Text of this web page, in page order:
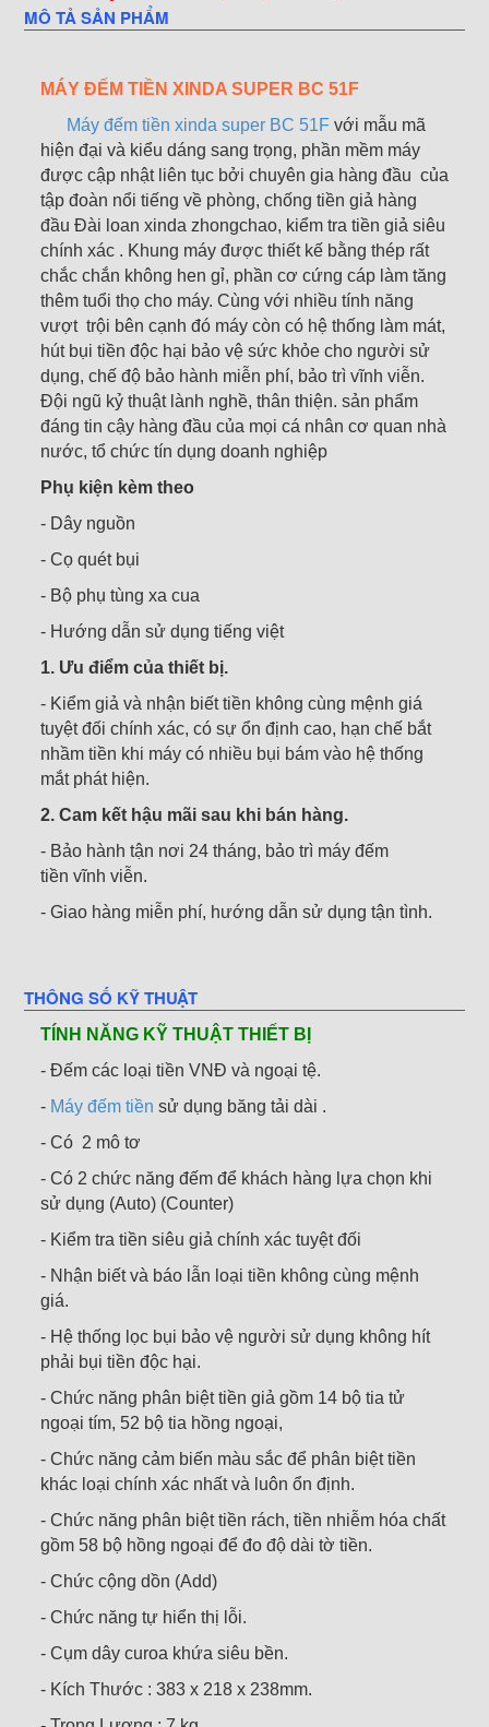
MÔ TẢ SẢN PHẨM
MÁY ĐẾM TIỀN XINDA SUPER BC 51F
Máy đếm tiền xinda super BC 51F với mẫu mã
hiện đại và kiểu dáng sang trọng, phần mềm máy
được cập nhật liên tục bởi chuyên gia hàng đầu của
tập đoàn nổi tiếng về phòng, chống tiền giả hàng
đầu Đài loan xinda zhongchao, kiểm tra tiền giả siêu
chính xác . Khung máy được thiết kế bằng thép rất
chắc chắn không hen gỉ, phần cơ cứng cáp làm tăng
thêm tuổi thọ cho máy. Cùng với nhiều tính năng
vượt trội bên cạnh đó máy còn có hệ thống làm mát,
hút bụi tiền độc hại bảo vệ sức khỏe cho người sử
dụng, chế độ bảo hành miễn phí, bảo trì vĩnh viễn.
Đội ngũ kỷ thuật lành nghề, thân thiện. sản phẩm
đáng tin cậy hàng đầu của mọi cá nhân cơ quan nhà
nước, tổ chức tín dụng doanh nghiệp
Phụ kiện kèm theo
- Dây nguồn
- Cọ quét bụi
- Bộ phụ tùng xa cua
- Hướng dẫn sử dụng tiếng việt
1. Ưu điểm của thiết bị.
- Kiểm giả và nhận biết tiền không cùng mệnh giá
tuyệt đối chính xác, có sự ổn định cao, hạn chế bắt
nhầm tiền khi máy có nhiều bụi bám vào hệ thống
mắt phát hiện.
2. Cam kết hậu mãi sau khi bán hàng.
- Bảo hành tận nơi 24 tháng, bảo trì máy đếm
tiền vĩnh viễn.
- Giao hàng miễn phí, hướng dẫn sử dụng tận tình.
THÔNG SỐ KỸ THUẬT
TÍNH NĂNG KỸ THUẬT THIẾT BỊ
- Đếm các loại tiền VNĐ và ngoại tệ.
- Máy đếm tiền sử dụng băng tải dài .
- Có 2 mô tơ
- Có 2 chức năng đếm để khách hàng lựa chọn khi
sử dụng (Auto) (Counter)
- Kiểm tra tiền siêu giả chính xác tuyệt đối
- Nhận biết và báo lẫn loại tiền không cùng mệnh
giá.
- Hệ thống lọc bụi bảo vệ người sử dụng không hít
phải bụi tiền độc hại.
- Chức năng phân biệt tiền giả gồm 14 bộ tia tử
ngoại tím, 52 bộ tia hồng ngoại,
- Chức năng cảm biến màu sắc để phân biệt tiền
khác loại chính xác nhất và luôn ổn định.
- Chức năng phân biệt tiền rách, tiền nhiễm hóa chất
gồm 58 bộ hồng ngoại để đo độ dài tờ tiền.
- Chức cộng dồn (Add)
- Chức năng tự hiển thị lỗi.
- Cụm dây curoa khứa siêu bền.
- Kích Thước : 383 x 218 x 238mm.